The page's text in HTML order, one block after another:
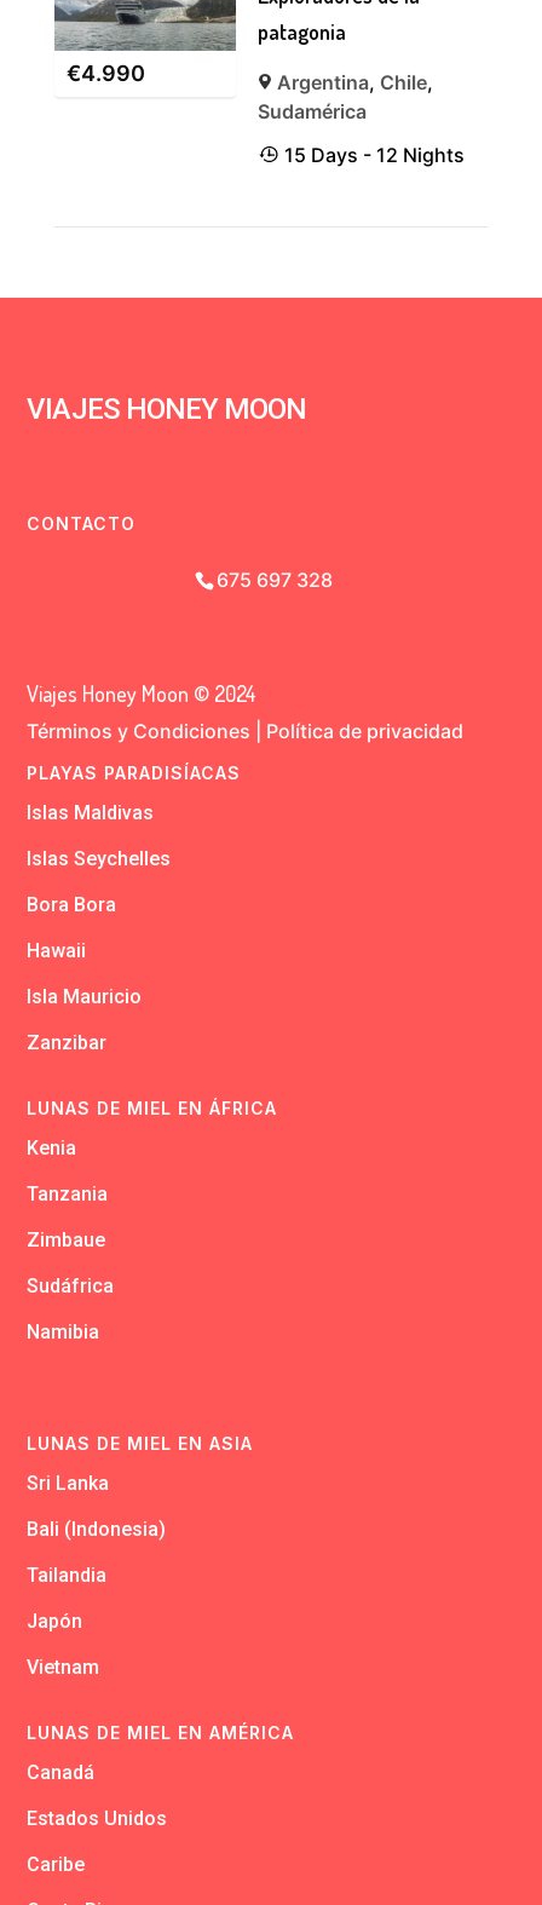
€4.990
patagonia
Argentina, Chile,
Sudamérica
15 Days - 12 Nights
VIAJES HONEY MOON
CONTACTO
675 697 328
Viajes Honey Moon © 2024
Términos y Condiciones Política de privacidad
PLAYAS PARADISÍACAS
Islas Maldivas
Islas Seychelles
Bora Bora
Hawaii
Isla Mauricio
Zanzibar
LUNAS DE MIEL EN ÁFRICA
Kenia
Tanzania
Zimbaue
Sudáfrica
Namibia
LUNAS DE MIEL EN ASIA
Sri Lanka
Bali (Indonesia)
Tailandia
Japón
Vietnam
LUNAS DE MIEL EN AMÉRICA
Canadá
Estados Unidos
Caribe